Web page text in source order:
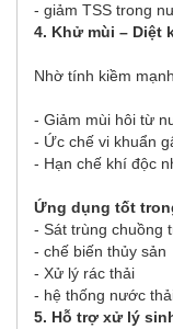
- giảm TSS trong
4. Khử mùi – Diệt
Nhờ tính kiềm
- Giảm mùi hôi từ
- Ức chế vi khuẩn
- Hạn chế khí độc
Ứng dụng tốt
- Sát trùng chuồng
- chế biến thủy sản
- Xử lý rác thải
- hệ thống nước
5. Hỗ trợ xử lý